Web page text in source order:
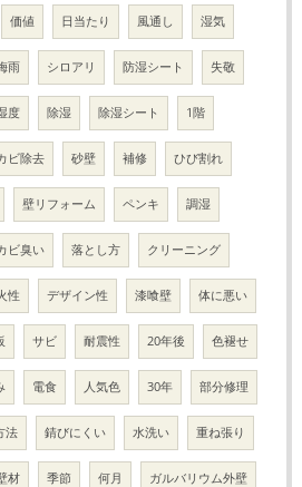
価値 日当たり 風通し 湿気
雨 シロアリ 防湿シート 失敬
度 除湿 除湿シート 1階
ビ除去 砂壁 補修 ひび割れ
壁リフォーム ペンキ 調湿
ビ臭い 落とし方 クリーニング
性 デザイン性 漆喰壁 体に悪い
サビ 耐震性 20年後 色褪せ
電食 人気色 30年 部分修理
法 錆びにくい 水洗い 重ね張り
材 季節 何月 ガルバリウム外壁